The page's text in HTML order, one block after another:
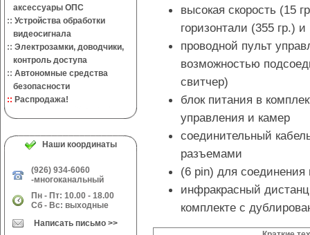
аксессуары ОПС
:: Устройства обработки
видеосигнала
:: Электрозамки, доводчики,
контроль доступа
:: Автономные средства
безопасности
:: Распродажа!
Наши координаты
(926) 934-6060
-многоканальный
Пн - Пт: 10.00 - 18.00
Сб - Вс: выходные
Написать письмо >>
высокая скорость (15
горизонтали (355 гр.)
проводной пульт
возможностью
свитчер)
блок питания в
управления и камер
соединительный
разъемами
(6 pin) для
инфракрасный
комплекте с